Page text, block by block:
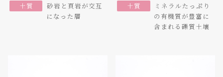
土質
砂岩と頁岩が交互
になった層
土質
ミネラルたっぷり
の有機質が豊富に
含まれる礫質土壤